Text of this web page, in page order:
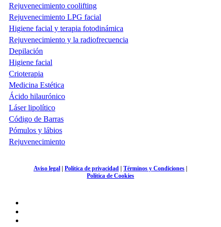
Rejuvenecimiento coolifting
Rejuvenecimiento LPG facial
Higiene facial y terapia fotodinámica
Rejuvenecimiento y la radiofrecuencia
Depilación
Higiene facial
Crioterapia
Medicina Estética
Ácido hilaurónico
Láser lipolítico
Código de Barras
Pómulos y lábios
Rejuvenecimiento
Aviso legal Política de privacidad Términos y Condiciones
Política de Cookies